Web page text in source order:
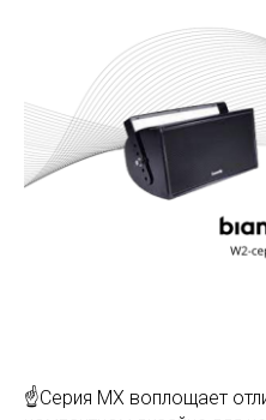
☝Серия MX воплощает